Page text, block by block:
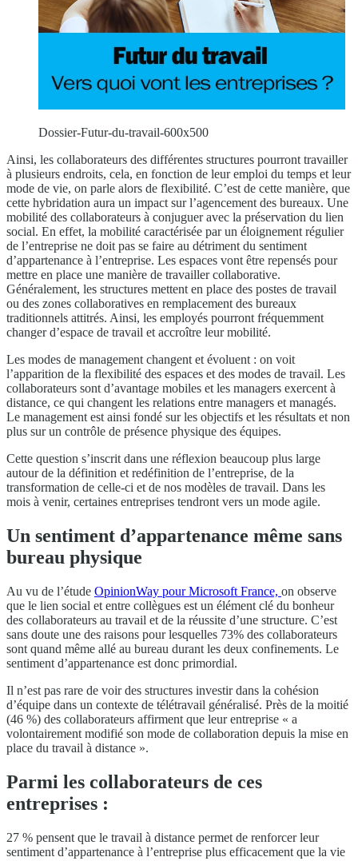
Dossier-Futur-du-travail-600x500
Ainsi, les collaborateurs des différentes structures pourront travailler
à plusieurs endroits, cela, en fonction de leur emploi du temps et leur
mode de vie, on parle alors de flexibilité. C’est de cette manière, que
cette hybridation aura un impact sur l’agencement des bureaux. Une
mobilité des collaborateurs à conjuguer avec la préservation du lien
social. En effet, la mobilité caractérisée par un éloignement régulier
de l’entreprise ne doit pas se faire au détriment du sentiment
d’appartenance à l’entreprise. Les espaces vont être repensés pour
mettre en place une manière de travailler collaborative.
Généralement, les structures mettent en place des postes de travail
ou des zones collaboratives en remplacement des bureaux
traditionnels attitrés. Ainsi, les employés pourront fréquemment
changer d’espace de travail et accroître leur mobilité.
Les modes de management changent et évoluent : on voit
l’apparition de la flexibilité des espaces et des modes de travail. Les
collaborateurs sont d’avantage mobiles et les managers exercent à
distance, ce qui changent les relations entre managers et managés.
Le management est ainsi fondé sur les objectifs et les résultats et non
plus sur un contrôle de présence physique des équipes.
Cette question s’inscrit dans une réflexion beaucoup plus large
autour de la définition et redéfinition de l’entreprise, de la
transformation de celle-ci et de nos modèles de travail. Dans les
mois à venir, certaines entreprises tendront vers un mode agile.
Un sentiment d’appartenance même sans
bureau physique
Au vu de l’étude OpinionWay pour Microsoft France, on observe
que le lien social et entre collègues est un élément clé du bonheur
des collaborateurs au travail et de la réussite d’une structure. C’est
sans doute une des raisons pour lesquelles 73% des collaborateurs
sont quand même allé au bureau durant les deux confinements. Le
sentiment d’appartenance est donc primordial.
Il n’est pas rare de voir des structures investir dans la cohésion
d’équipe dans un contexte de télétravail généralisé. Près de la moitié
(46 %) des collaborateurs affirment que leur entreprise « a
volontairement modifié son mode de collaboration depuis la mise en
place du travail à distance ».
Parmi les collaborateurs de ces
entreprises :
27 % pensent que le travail à distance permet de renforcer leur
sentiment d’appartenance à l’entreprise plus efficacement que la vie